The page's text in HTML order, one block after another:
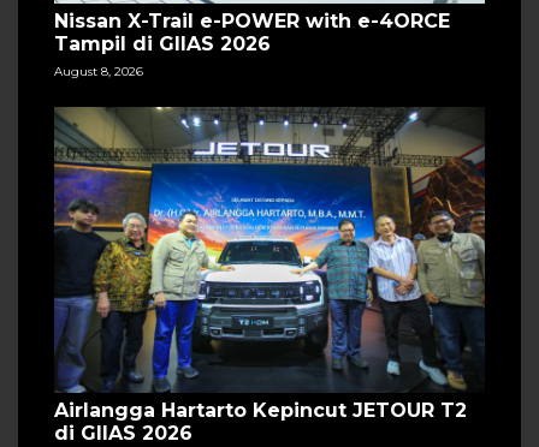
Nissan X-Trail e-POWER with e-4ORCE
Tampil di GIIAS 2026
August 8, 2026
Airlangga Hartarto Kepincut JETOUR T2
di GIIAS 2026